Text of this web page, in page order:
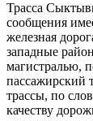
Трасса
сообщения
железная
западные
магистралью,
пассажирский
трассы, по
качеству